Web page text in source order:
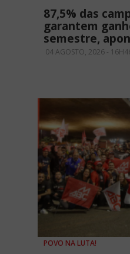
87,5% das
garantem
semestre,
04 AGOSTO, 2026 -
POVO NA LUTA!